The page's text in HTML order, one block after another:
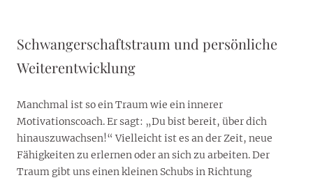
Schwangerschaftstraum und persönliche
Weiterentwicklung
Manchmal ist so ein Traum wie ein innerer
Motivationscoach. Er sagt: „Du bist bereit, über dich
hinauszuwachsen!“ Vielleicht ist es an der Zeit, neue
Fähigkeiten zu erlernen oder an sich zu arbeiten. Der
Traum gibt uns einen kleinen Schubs in Richtung